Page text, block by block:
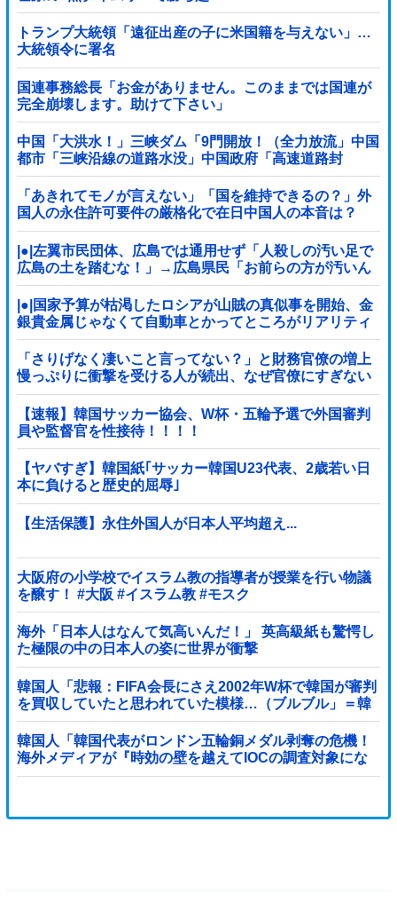
し！！！！！！！！！！！！！他
トランプ大統領「遠征出産の子に米国籍を与えない」…
大統領令に署名
国連事務総長「お金がありません。このままでは国連が
完全崩壊します。助けて下さい」
中国「大洪水！」三峡ダム「9門開放！（全力放流」中国
都市「三峡沿線の道路水没」中国政府「高速道路封
鎖！」中国ダム「緊急放流に合わせて開門（土砂崩れ発
生」→
「あきれてモノが言えない」「国を維持できるの？」外
国人の永住許可要件の厳格化で在日中国人の本音は？
|●|左翼市民団体、広島では通用せず「人殺しの汚い足で
広島の土を踏むな！」→広島県民「お前らの方が汚いん
じゃ！」「ワシらが広島県民じゃ」
|●|国家予算が枯渇したロシアが山賊の真似事を開始、金
銀貴金属じゃなくて自動車とかってところがリアリティ
ありすぎる……
「さりげなく凄いこと言ってない？」と財務官僚の増上
慢っぷりに衝撃を受ける人が続出、なぜ官僚にすぎない
財務省が……
【速報】韓国サッカー協会、W杯・五輪予選で外国審判
員や監督官を性接待！！！！
【ヤバすぎ】韓国紙｢サッカー韓国U23代表、2歳若い日
本に負けると歴史的屈辱｣
【生活保護】永住外国人が日本人平均超え...
大阪府の小学校でイスラム教の指導者が授業を行い物議
を醸す！ #大阪 #イスラム教 #モスク
海外「日本人はなんて気高いんだ！」 英高級紙も驚愕し
た極限の中の日本人の姿に世界が衝撃
韓国人「悲報：FIFA会長にさえ2002年W杯で韓国が審判
を買収していたと思われていた模様…（ブルブル」＝韓
国の反応
韓国人「韓国代表がロンドン五輪銅メダル剥奪の危機！
海外メディアが『時効の壁を越えてIOCの調査対象にな
り得る』と報道！」